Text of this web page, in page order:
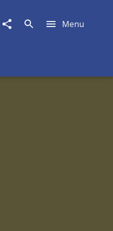
Menu